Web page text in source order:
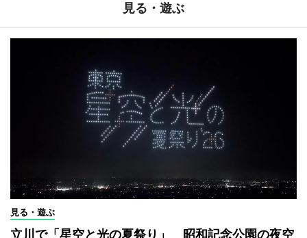
見る・遊ぶ
見る・遊ぶ
立川で「星空と光の夏祭り」 昭和記念公園の夜空